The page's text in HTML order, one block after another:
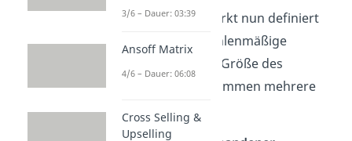
Nachdem der Markt nun definiert
ist, startet die zahlenmäßige
Bestimmung der Größe des
Marktes. Dazu kommen mehrere
Ansätze in Frage.
3/6 – Dauer: 03:39
Ansoff Matrix
4/6 – Dauer: 06:08
Cross Selling &
Upselling